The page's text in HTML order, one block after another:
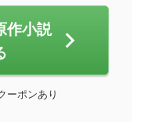
作小説
ーポンあり